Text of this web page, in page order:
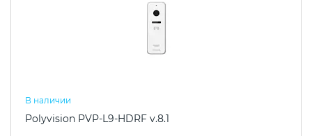
В наличии
Polyvision PVP-L9-HDRF v.8.1